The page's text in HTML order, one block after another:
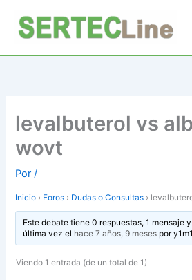
contenido
levalbuterol vs
wovt
Por/
Inicio › Foros › Dudas o Consultas ›
Este debate tiene 0 respuestas, 1 mensaje
última vez el hace 7 años, 9 mesespor
Viendo 1 entrada (de un total de 1)